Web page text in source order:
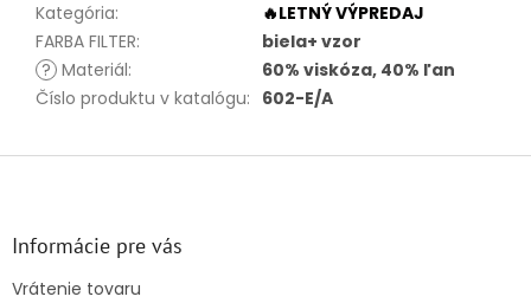
Kategória:
🔥LETNÝ VÝPREDAJ
FARBA FILTER:
biela+ vzor
? Materiál:
60% viskóza, 40% ľan
Číslo produktu v katalógu: 602-E/A
Z
Informácie pre vás
Vrátenie tovaru